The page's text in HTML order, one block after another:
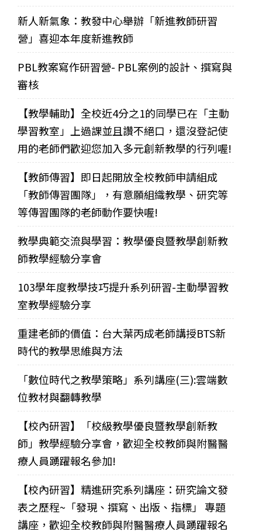
新人新氣象：教發中心舉辦「新進教師研習
營」喜迎本年度新進教師
PBL教案寫作研習營- PBL案例的設計、撰寫與
審核
【教學輔助】全校近4分之1的同學已在「主動
學習教室」上過課並且讚不絕口，還沒登記使
用的老師們歡迎您加入多元創新教學的行列喔!
【教師傳習】即日起開放全校教師申請組成
「教師傳習團隊」，有意願組織教學、研究等
等傳習團隊的老師動作要快喔!
教學典範交流與學習：教學優良暨教學創新教
師教學經驗分享會
103學年度教學技巧提升系列研習-主動學習教
室教學經驗分享
重建老師的價值：台大葉丙成老師講授BTS新
時代的教學思維與方法
「數位時代之教學策略」系列講座(三):雲端數
位教材與翻轉教學
【校內研習】「校級教學優良暨教學創新教
師」教學經驗分享會，歡迎全校教師與附醫醫
療人員踴躍報名參加!
【校內研習】精進研究系列講座：研究論文發
表之歷程~「發現、撰寫、出版、指標」 專題
講座，歡迎全校教師與附醫醫療人員踴躍報名